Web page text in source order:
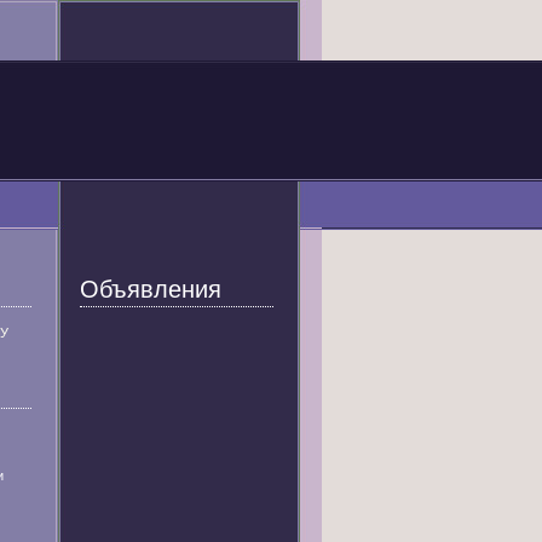
Объявления